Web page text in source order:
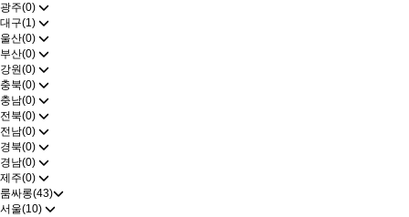
광주(0)
대구(1)
울산(0)
부산(0)
강원(0)
충북(0)
충남(0)
전북(0)
전남(0)
경북(0)
경남(0)
제주(0)
룸싸롱(43)
서울(10)